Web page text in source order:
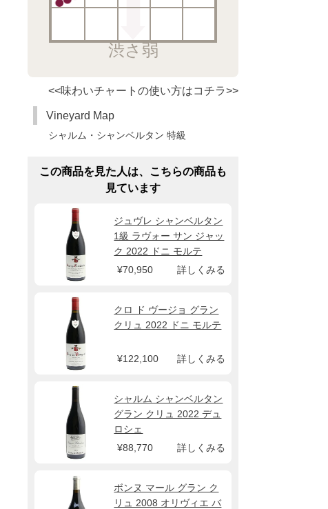
渋さ弱
<<味わいチャートの使い方はコチラ>>
Vineyard Map
シャルム・シャンベルタン 特級
この商品を見た人は、こちらの商品も
見ています
ジュヴレ シャンベルタン
1級 ラヴォー サン ジャッ
ク 2022 ドニ モルテ
¥70,950
詳しくみる
クロ ド ヴージョ グラン
クリュ 2022 ドニ モルテ
¥122,100 詳しくみる
シャルム シャンベルタン
グラン クリュ 2022 デュ
ロシェ
¥88,770
詳しくみる
ボンヌ マール グラン ク
リュ 2008 オリヴィエ バ